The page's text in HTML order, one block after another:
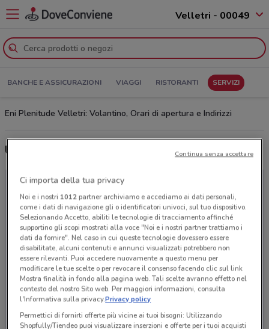
Velletri - 00049
BANCHE E ASSICURAZIONI VIAGGI RISTORANTI SERVIZI
Eni Plenitude Velletri: Volantino, Orari di apertura e Indirizzi
Ultime offerte del volantino Eni Plenitude
Ci dispiace, al momento non abbiamo pubblicato
Ci importa della tua privacy
Noi e i nostri 1012partner archiviamo e accediamo ai dati personali,
come i dati di navigazione gli o identificatori univoci, sul tuo dispositivo.
Selezionando Accetto, abiliti le tecnologie di tracciamento affinché
supportino gli scopi mostrati alla voce "Noi e i nostri partner trattiamo i
dati da fornire". Nel caso in cui queste tecnologie dovessero essere
disabilitate, alcuni contenuti e annunci visualizzati potrebbero non
essere rilevanti. Puoi accedere nuovamente a questo menu per
modificare le tue scelte o per revocare il consenso facendo clic sul link
Mostra finalità in fondo alla pagina web. Tali scelte avranno effetto nel
contesto del nostro Sito web. Per maggiori informazioni, consulta
l'Informativa sulla privacy.Privacy policy
Permettici di fornirti offerte più vicine ai tuoi bisogni: Utilizzando
Shopfully/Tiendeo puoi visualizzare inserzioni e offerte per i tuoi acquisti
Continua senza accettare